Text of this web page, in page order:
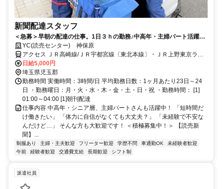
新聞配達スタッフ
＜急募＞早朝の配達の仕事。1日３ｈの勤務♪中高年・主婦パート活躍
中！未経験者大歓迎！
YC(読売センター) 神保原
アクセス ＪＲ高崎線/ＪＲ宇都宮線〔東北本線〕・ＪＲ上野東京ライ
ン 神保原徒歩約8分
日給5,000円
埼玉県児玉郡
勤務時間 実働時間：3時間/日 平均勤務日数：1ヶ月あたり23日～24
日 ・勤務曜日：月・火・水・木・金・土・日・祝 ・勤務時間： [1]
01:00～04:00 [1]朝刊配達
仕事内容 中高年・シニア層、主婦パートさんも活躍中！ 「短時間だ
け働きたい」 「体力に自信がなくても大丈夫？」 「未経験で不安な
んだけど…」 そんな方も大歓迎です！ ＜積極募集中！＞ 【読売新
聞】...
制服あり 主婦・主夫歓迎 フリーター歓迎 学歴不問 車通勤OK
未経験者歓迎
午前
経験者歓迎 交通費支給 長期歓迎 シフト制
派遣社員